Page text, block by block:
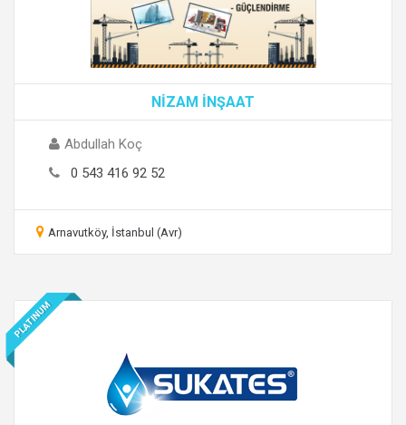
NİZAM İNŞAAT
Abdullah Koç
0 543 416 92 52
Arnavutköy, İstanbul (Avr)
PLATINUM